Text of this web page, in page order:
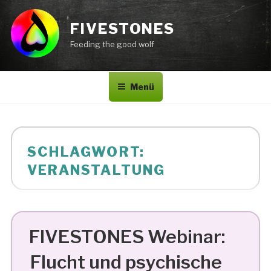
Inhalt
springen
FIVESTONES
Feeding the good wolf
Menü
SCHLAGWORT:
VERANSTALTUNG
FIVESTONES Webinar:
Flucht und psychische